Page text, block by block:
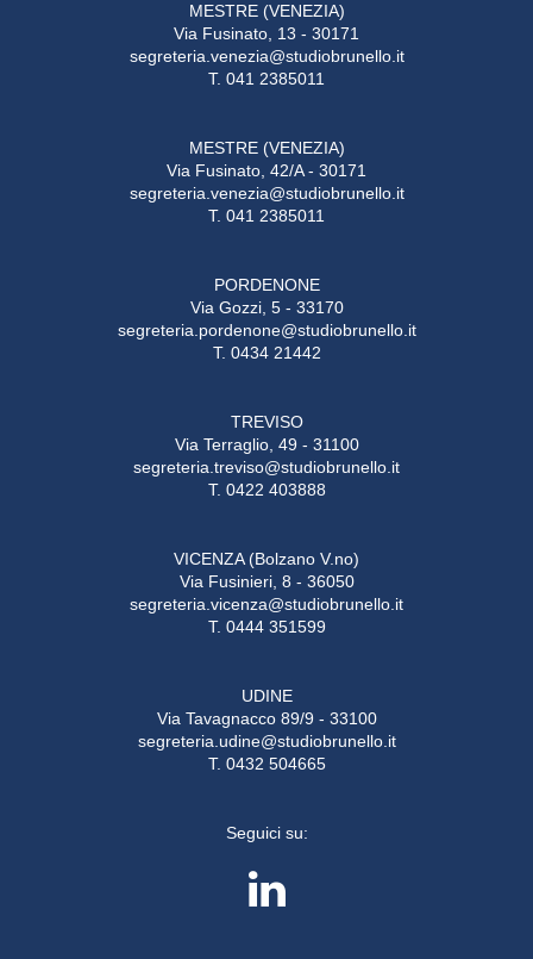
MESTRE (VENEZIA)
Via Fusinato, 13 - 30171
segreteria.venezia@studiobrunello.it
T. 041 2385011
MESTRE (VENEZIA)
Via Fusinato, 42/A - 30171
segreteria.venezia@studiobrunello.it
T. 041 2385011
PORDENONE
Via Gozzi, 5 - 33170
segreteria.pordenone@studiobrunello.it
T. 0434 21442
TREVISO
Via Terraglio, 49 - 31100
segreteria.treviso@studiobrunello.it
T. 0422 403888
VICENZA (Bolzano V.no)
Via Fusinieri, 8 - 36050
segreteria.vicenza@studiobrunello.it
T. 0444 351599
UDINE
Via Tavagnacco 89/9 - 33100
segreteria.udine@studiobrunello.it
T. 0432 504665
Seguici su: